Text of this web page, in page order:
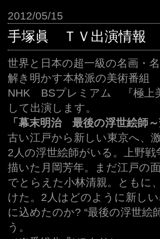
2012/05/15
手塚眞 ＴＶ出演情報
世界と日本の超一級の名画・
解き明かす本格派の美術番組
NHK BSプレミアム 『極上
して出演します。
「幕末明治 最後の浮世絵師
古い江戸から新しい東京へ、
2人の浮世絵師がいる。上野
描いた月岡芳年。まだ江戸の
でとらえた小林清親。ともに
けた。2人はどのように新し
に込めたのか? “最後の浮世絵
う。